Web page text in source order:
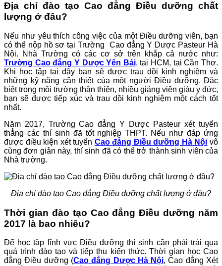
Địa chỉ đào tạo Cao đẳng Điều dưỡng chất
lượng ở đâu?
Nếu như yêu thích công việc của một Điều dưỡng viên, bạn
có thể nộp hồ sơ tại Trường Cao đẳng Y Dược Pasteur Hà
Nội. Nhà Trường có các cơ sở trên khắp cả nước như:
Trường Cao đẳng Y Dược Yên Bái, tại HCM, tại Cần Thơ.
Khi học tập tại đây bạn sẽ được trau dồi kinh nghiệm và
những kỹ năng cần thiết của một người Điều dưỡng. Đặc
biệt trong môi trường thân thiện, nhiều giảng viên giàu y đức,
bạn sẽ được tiếp xúc và trau dồi kinh nghiệm một cách tốt
nhất.
Năm 2017, Trường Cao đẳng Y Dược Pasteur xét tuyển
thẳng các thí sinh đã tốt nghiệp THPT. Nếu như đáp ứng
được điều kiện xét tuyển Cao đẳng Điều dưỡng Hà Nội vô
cùng đơn giản này, thí sinh đã có thể trở thành sinh viên của
Nhà trường.
Địa chỉ đào tạo Cao đẳng Điều dưỡng chất lượng ở đâu?
Thời gian đào tạo Cao đẳng Điều dưỡng năm
2017 là bao nhiêu?
Để học tập lĩnh vực Điều dưỡng thí sinh cần phải trải qua
quá trình đào tạo và tiếp thu kiến thức. Thời gian học Cao
đẳng Điều dưỡng (Cao đẳng Dược Hà Nội, Cao đẳng Xét